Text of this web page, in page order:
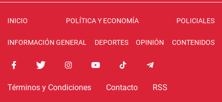
INICIO POLÍTICA Y ECONOMÍA POLICIALES
INFORMACIÓN GENERAL DEPORTES OPINIÓN CONTENIDOS
Términos y Condiciones Contacto RSS